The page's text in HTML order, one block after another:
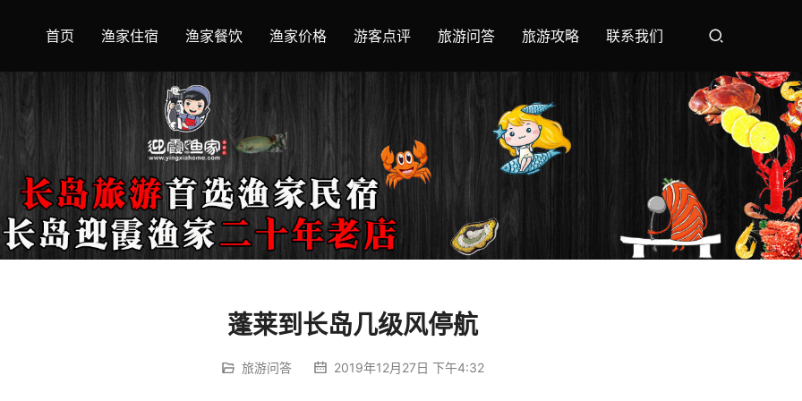
首页 渔家住宿 渔家餐饮 渔家价格 游客点评 旅游问答 旅游攻略 联系我们
蓬莱到长岛几级风停航
旅游问答 2019年12月27日 下午4:32